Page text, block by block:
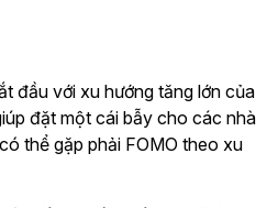
đầu với xu hướng tăng lớn của
đặt một cái bẫy cho các nhà
thể gặp phải FOMO theo xu